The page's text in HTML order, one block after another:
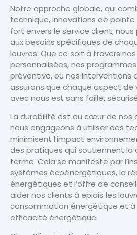
Notre approche globale, qui
technique, innovations de
fort envers le service client,
aux besoins spécifiques de
louvres. Que ce soit à travers
personnalisées, nos
préventive, ou nos interventions
assurons que chaque aspect de
avec nous est sans faille,
La durabilité est au cœur de nos
nous engageons à utiliser des
minimisent l’impact
des pratiques qui soutiennent la
terme. Cela se manifeste par
systèmes écoénergétiques, la
énergétiques et l’offre de
aider nos clients à epiais les
consommation énergétique et à
efficacité énergétique.